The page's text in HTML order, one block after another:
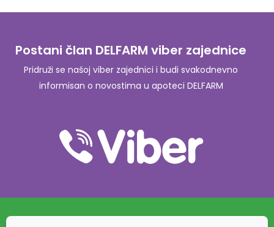
Postani član DELFARM viber zajednice
Pridruži se našoj viber zajednici i budi svakodnevno
informisan o novostima u apoteci DELFARM